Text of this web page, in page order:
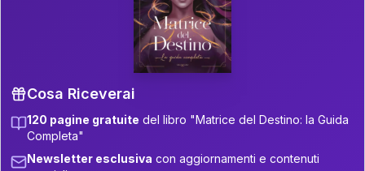
P.S. Interpretazione parziale
gratuita
Scorri più in basso per vedere
un'interpretazione parziale gratuita della tua
Iscriviti alla newsletter per ricevere
aggiornamenti quando sarà disponibile.
Cosa Riceverai
120 pagine gratuite del libro "Matrice del Destino: la Guida
Completa"
Newsletter esclusiva con aggiornamenti e contenuti